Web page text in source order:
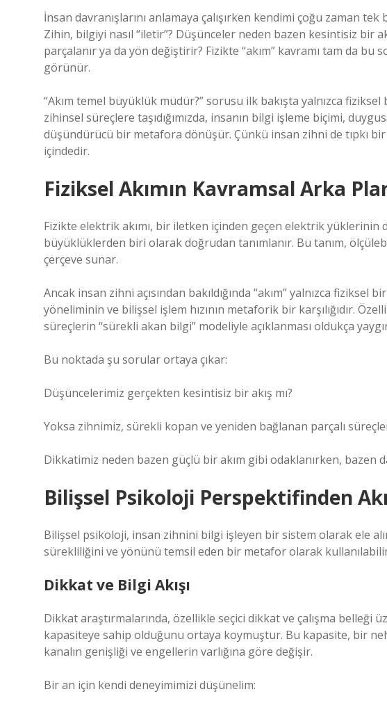
İnsan davranışlarını anlamaya çalışırken kendimi çoğu zaman
Zihin, bilgiyi nasıl “iletir”? Düşünceler neden bazen kesintisiz bir
parçalanır ya da yön değiştirir? Fizikte “akım” kavramı tam da bu
görünür.
“Akım temel büyüklük müdür?” sorusu ilk bakışta yalnızca
zihinsel süreçlere taşıdığımızda, insanın bilgi işleme biçimi,
düşündürücü bir metafora dönüşür. Çünkü insan zihni de tıpkı
içindedir.
Fiziksel Akımın Kavramsal Arka
Fizikte elektrik akımı, bir iletken içinden geçen elektrik
büyüklüklerden biri olarak doğrudan tanımlanır. Bu tanım,
çerçeve sunar.
Ancak insan zihni açısından bakıldığında “akım” yalnızca fiziksel
yöneliminin ve bilişsel işlem hızının metaforik bir karşılığıdır.
süreçlerin “sürekli akan bilgi” modeliyle açıklanması oldukça
Bu noktada şu sorular ortaya çıkar:
Düşüncelerimiz gerçekten kesintisiz bir akış mı?
Yoksa zihnimiz, sürekli kopan ve yeniden bağlanan parçalı
Dikkatimiz neden bazen güçlü bir akım gibi odaklanırken, bazen
Bilişsel Psikoloji Perspektifinden
Bilişsel psikoloji, insan zihnini bilgi işleyen bir sistem olarak ele
sürekliliğini ve yönünü temsil eden bir metafor olarak
Dikkat ve Bilgi Akışı
Dikkat araştırmalarında, özellikle seçici dikkat ve çalışma belleği
kapasiteye sahip olduğunu ortaya koymuştur. Bu kapasite, bir
kanalın genişliği ve engellerin varlığına göre değişir.
Bir an için kendi deneyimimizi düşünelim: